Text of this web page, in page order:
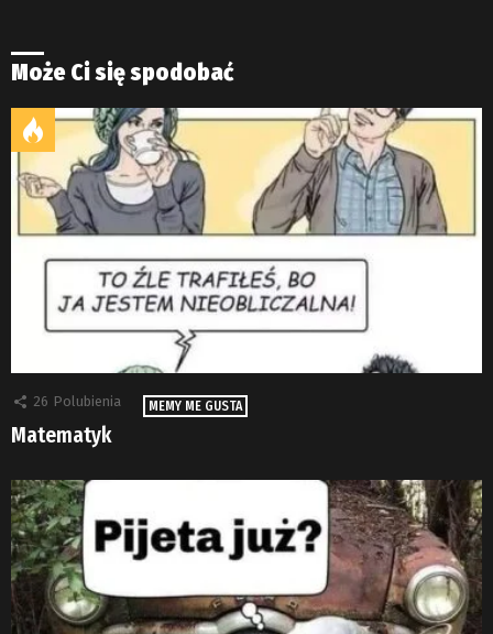
Może Ci się spodobać
26 Polubienia MEMY ME GUSTA
Matematyk